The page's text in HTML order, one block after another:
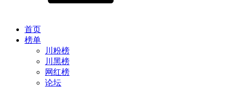
首页
榜单
川粉榜
川黑榜
网红榜
论坛